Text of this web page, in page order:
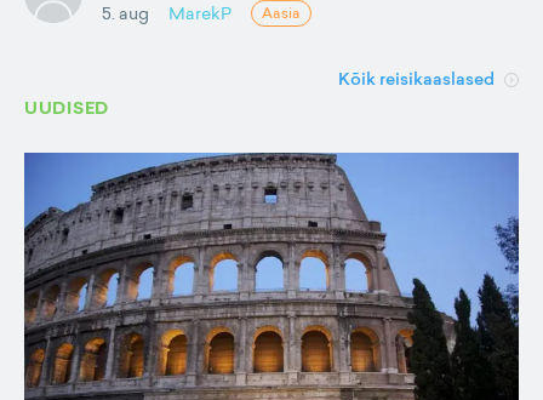
5. aug MarekP Aasia
Kõik reisikaaslased
UUDISED